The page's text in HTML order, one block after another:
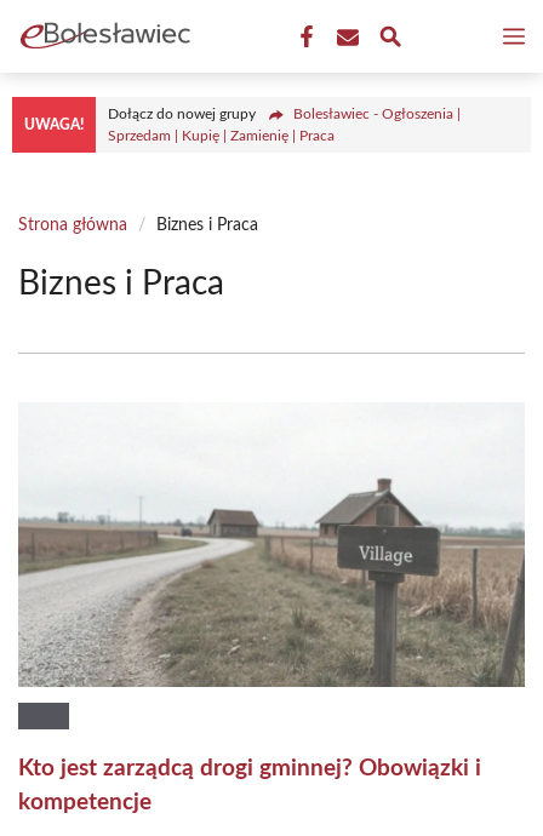
treści
UWAGA!
Dołącz do nowej grupy
Bolesławiec - Ogłoszenia |
Sprzedam | Kupię | Zamienię | Praca
Strona główna / Biznes i Praca
Biznes i Praca
Kto jest zarządcą drogi gminnej? Obowiązki i
kompetencje